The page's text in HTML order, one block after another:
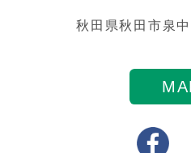
秋田県秋田市泉